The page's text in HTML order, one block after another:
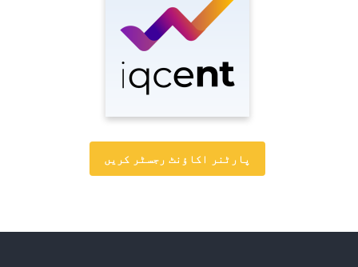
پارٹنر اکاؤنٹ رجسٹر کریں